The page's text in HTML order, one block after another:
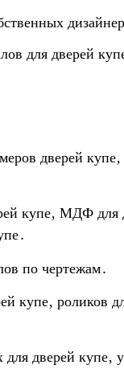
для дверей
дверей купе‚
купе‚ МДФ для
по чертежам․
купе‚ роликов
дверей купе‚